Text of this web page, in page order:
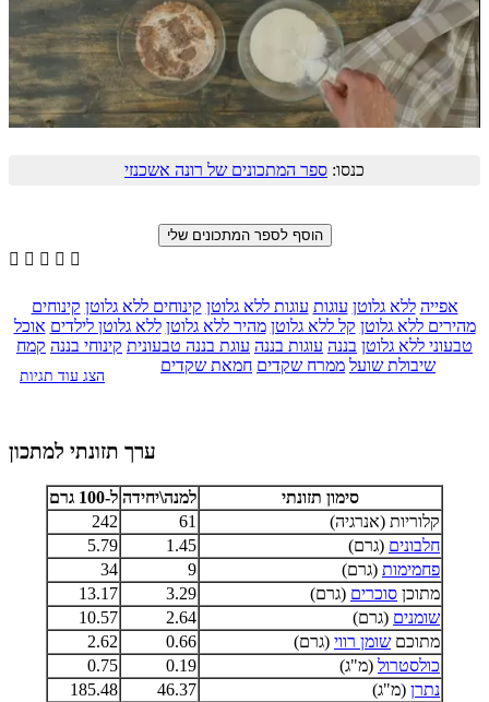
כנסו: ספר המתכונים של רונה אשכנזי
    
אפייה ללא גלוטן עוגות עוגות ללא גלוטן קינוחים ללא גלוטן קינוחים
מהירים ללא גלוטן קל ללא גלוטן מהיר ללא גלוטן ללא גלוטן לילדים אוכל
טבעוני ללא גלוטן בננה עוגות בננה עוגת בננה טבעונית קינוחי בננה קמח
שיבולת שועל ממרח שקדים חמאת שקדים
הצג עוד תגיות
ערך תזונתי למתכון
סימון תזונתי למנה\יחידה ל-100 גרם
קלוריות (אנרגיה)
61
242
חלבונים (גרם) 1.45
5.79
פחמימות (גרם) 9
34
מתוכן סוכרים (גרם) 3.29
13.17
שומנים (גרם) 2.64
10.57
מתוכם שומן רווי (גרם) 0.66
2.62
כולסטרול (מ"ג) 0.19
0.75
נתרן (מ"ג) 46.37
185.48